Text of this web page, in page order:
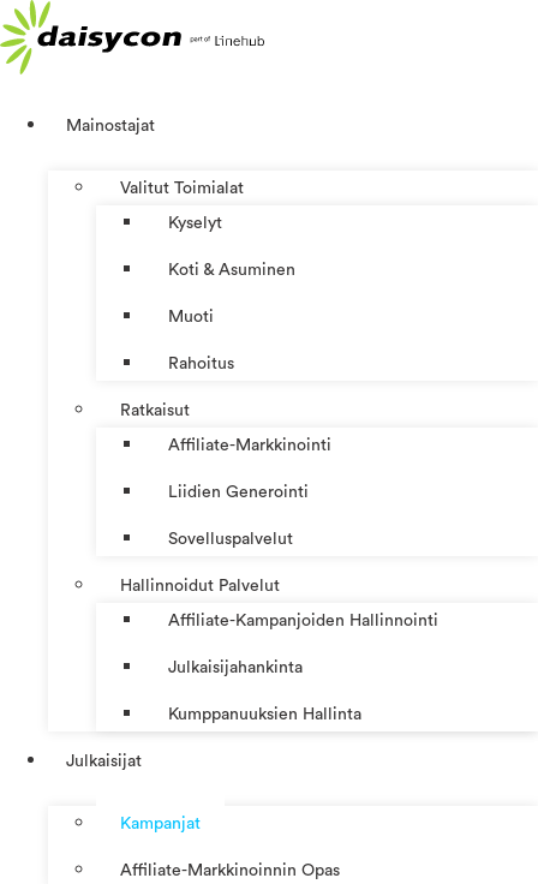
Mene
sisältöön
Mainostajat
Valitut Toimialat
Kyselyt
Koti & Asuminen
Muoti
Rahoitus
Ratkaisut
Affiliate-Markkinointi
Liidien Generointi
Sovelluspalvelut
Hallinnoidut Palvelut
Affiliate-Kampanjoiden Hallinnointi
Julkaisijahankinta
Kumppanuuksien Hallinta
Julkaisijat
Kampanjat
Affiliate-Markkinoinnin Opas